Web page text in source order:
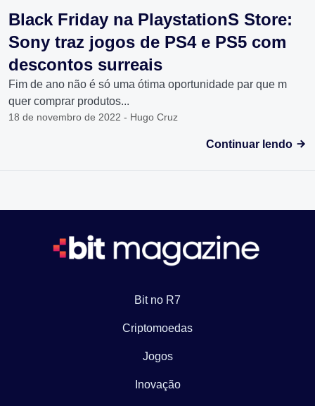
Black Friday na PlaystationS Store:
Sony traz jogos de PS4 e PS5 com
descontos surreais
Fim de ano não é só uma ótima oportunidade par que m
quer comprar produtos...
18 de novembro de 2022 - Hugo Cruz
Continuar lendo
Bit no R7
Criptomoedas
Jogos
Inovação